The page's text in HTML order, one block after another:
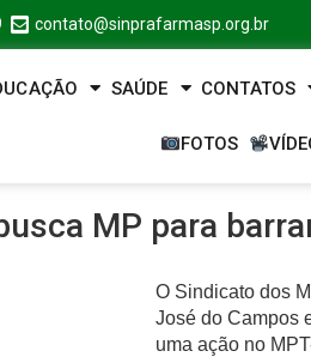
contato@sinprafarmasp.org.br
SAÚDE CONTATOS
FOTOS
MP para
O Sindicato dos
José do Campos
uma ação no